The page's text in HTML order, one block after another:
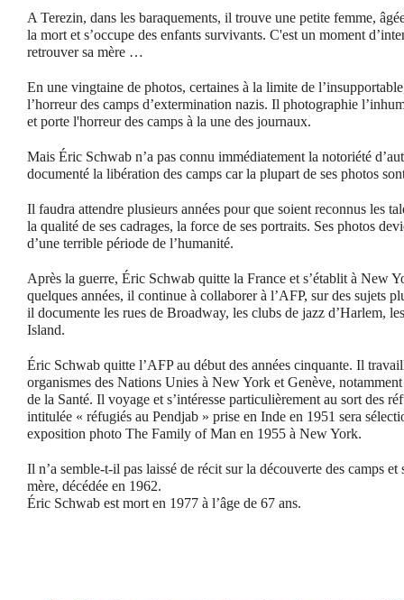
A Terezin, dans les baraquements, il trouve une petite femme,
la mort et s’occupe des enfants survivants. C'est un moment
retrouver sa mère …
En une vingtaine de photos, certaines à la limite de
l’horreur des camps d’extermination nazis. Il photographie
et porte l'horreur des camps à la une des journaux.
Mais Éric Schwab n’a pas connu immédiatement la notoriété
documenté la libération des camps car la plupart de ses photos
Il faudra attendre plusieurs années pour que soient reconnus les
la qualité de ses cadrages, la force de ses portraits. Ses photos
d’une terrible période de l’humanité.
Après la guerre, Éric Schwab quitte la France et s’établit à New
quelques années, il continue à collaborer à l’AFP, sur des sujets
il documente les rues de Broadway, les clubs de jazz d’Harlem,
Island.
Éric Schwab quitte l’AFP au début des années cinquante. Il
organismes des Nations Unies à New York et Genève,
de la Santé. Il voyage et s’intéresse particulièrement au sort des
intitulée « réfugiés au Pendjab » prise en Inde en 1951 sera
exposition photo The Family of Man en 1955 à New York.
Il n’a semble-t-il pas laissé de récit sur la découverte des camps et
mère, décédée en 1962.
Éric Schwab est mort en 1977 à l’âge de 67 ans.